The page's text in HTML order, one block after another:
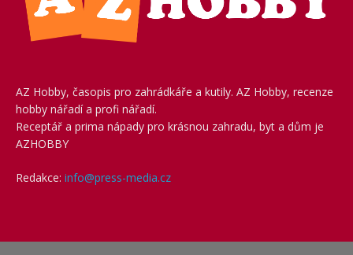
AZ Hobby, časopis pro zahrádkáře a kutily. AZ Hobby, recenze
hobby nářadí a profi nářadí.
Receptář a prima nápady pro krásnou zahradu, byt a dům je
AZHOBBY
Redakce: info@press-media.cz